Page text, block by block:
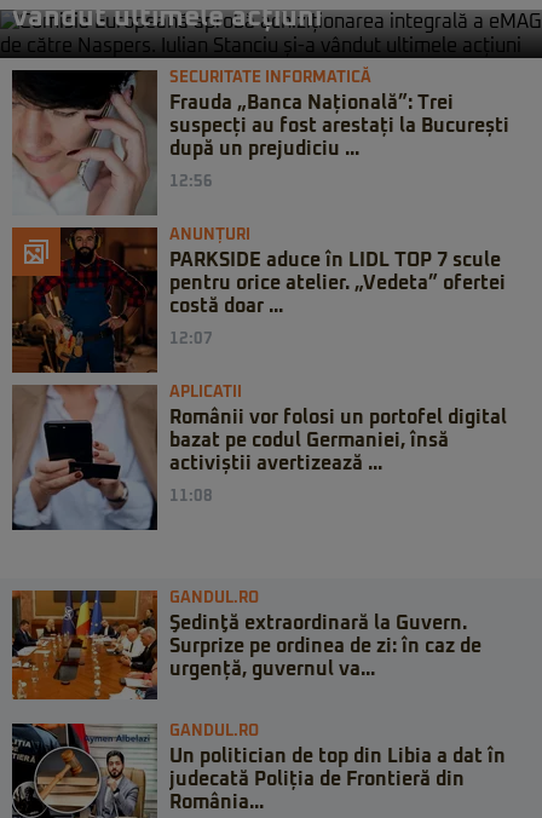
vândut ultimele acțiuni
SECURITATE INFORMATICĂ
Frauda „Banca Națională”: Trei
suspecți au fost arestați la București
după un prejudiciu ...
12:56
ANUNȚURI
PARKSIDE aduce în LIDL TOP 7 scule
pentru orice atelier. „Vedeta” ofertei
costă doar ...
12:07
APLICATII
Românii vor folosi un portofel digital
bazat pe codul Germaniei, însă
activiștii avertizează ...
11:08
GANDUL.RO
Şedinţă extraordinară la Guvern.
Surprize pe ordinea de zi: în caz de
urgență, guvernul va...
GANDUL.RO
Un politician de top din Libia a dat în
judecată Poliția de Frontieră din
România...